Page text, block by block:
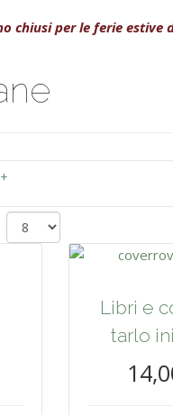
chiusi per le ferie estive
Libri e
tarlo